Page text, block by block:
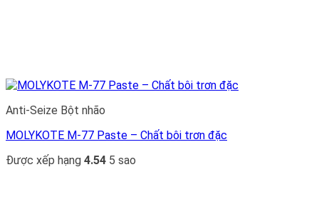
Anti-Seize Bột nhão
MOLYKOTE M-77 Paste – Chất bôi trơn đặc
Được xếp hạng 4.54 5 sao